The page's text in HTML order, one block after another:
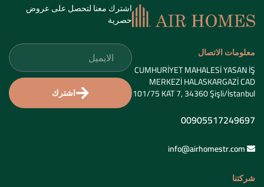
معلومات الاتصال
CUMHURİYET MAHALESİ YASAN İŞ
MERKEZİ HALASKARGAZİ CAD
101/75 KAT 7, 34360 Şişli/İstanbul
00905517249697
info@airhomestr.com
شركتنا
اشترك معنا لتحصل على عروض
حصرية
اشترك